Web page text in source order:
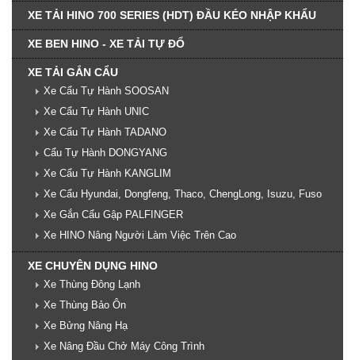
XE TẢI HINO 700 SERIES (HDT) ĐẦU KÉO NHẬP KHẨU
XE BEN HINO - XE TẢI TỰ ĐỔ
XE TẢI GẮN CẨU
Xe Cẩu Tự Hành SOOSAN
Xe Cẩu Tự Hành UNIC
Xe Cẩu Tự Hành TADANO
Cẩu Tự Hành DONGYANG
Xe Cẩu Tự Hành KANGLIM
Xe Cẩu Hyundai, Dongfeng, Thaco, ChengLong, Isuzu, Fuso
Xe Gắn Cẩu Gập PALFINGER
Xe HINO Nâng Người Làm Việc Trên Cao
XE CHUYÊN DỤNG HINO
Xe Thùng Đông Lạnh
Xe Thùng Bảo Ôn
Xe Bửng Nâng Hạ
Xe Nâng Đầu Chở Máy Công Trình